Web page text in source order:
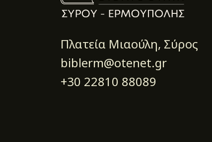
Πλατεία Μιαούλη, Σύρος
biblerm@otenet.gr
+30 22810 88089